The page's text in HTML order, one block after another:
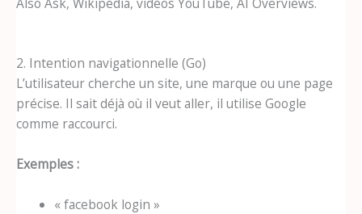
2. Intention navigationnelle (Go)
L’utilisateur cherche un site, une marque ou une page
précise. Il sait déjà où il veut aller, il utilise Google
comme raccourci.
Exemples :
« facebook login »